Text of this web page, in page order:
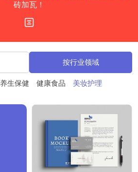
砖加瓦！
按行业领域
养生保健 健康食品
美妆护理